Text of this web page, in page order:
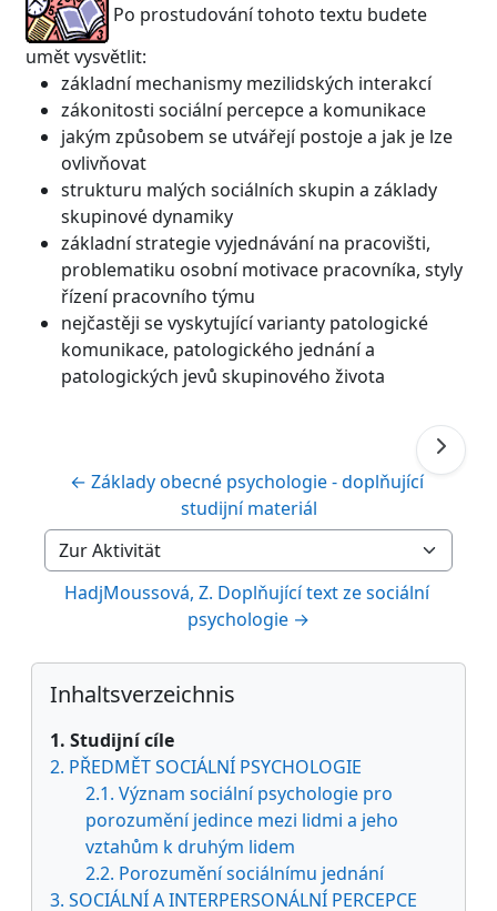
Po prostudování tohoto textu budete
umět vysvětlit:
základní mechanismy mezilidských interakcí
zákonitosti sociální percepce a komunikace
jakým způsobem se utvářejí postoje a jak je lze
ovlivňovat
strukturu malých sociálních skupin a základy
skupinové dynamiky
základní strategie vyjednávání na pracovišti,
problematiku osobní motivace pracovníka, styly
řízení pracovního týmu
nejčastěji se vyskytující varianty patologické
komunikace, patologického jednání a
patologických jevů skupinového života
← Základy obecné psychologie - doplňující
studijní materiál
Zur Aktivität
HadjMoussová, Z. Doplňující text ze sociální
psychologie →
Blöcke
Inhaltsverzeichnis überspringen
Inhaltsverzeichnis
1. Studijní cíle
2. PŘEDMĚT SOCIÁLNÍ PSYCHOLOGIE
2.1. Význam sociální psychologie pro
porozumění jedince mezi lidmi a jeho
vztahům k druhým lidem
2.2. Porozumění sociálnímu jednání
3. SOCIÁLNÍ A INTERPERSONÁLNÍ PERCEPCE